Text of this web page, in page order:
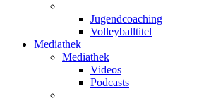
Jugendcoaching
Volleyballtitel
Mediathek
Mediathek
Videos
Podcasts